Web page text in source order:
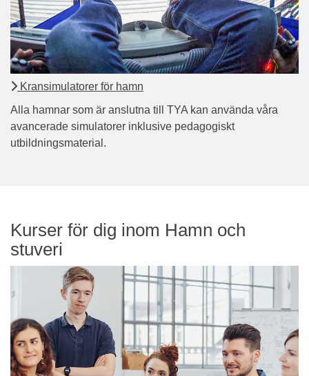
Kransimulatorer för hamn
Alla hamnar som är anslutna till TYA kan använda våra
avancerade simulatorer inklusive pedagogiskt
utbildningsmaterial.
Kurser för dig inom Hamn och
stuveri